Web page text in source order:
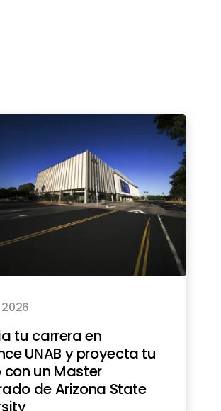
tu carrera en
UNAB y proyecta tu
un Master
de Arizona State